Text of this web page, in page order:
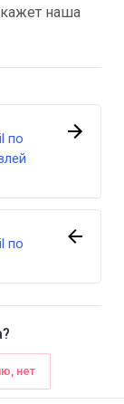
наша
по
по
нет